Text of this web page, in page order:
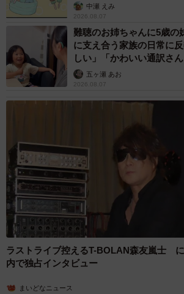
な出演作は、映画『探偵マリコの生涯で
（2023年）』や、ドラマ『シッコウ!!〜
（2023年）』などです。NHK連続テレ
（2024年）』では、主人公・猪爪寅子
ました。
▽タレントパワーランキング supported
年に生まれた芸能人は誰がいる？男女別
グ！
https://tpranking.com/1994-ranking
▽タレントパワーランキング
https://tpranking.com/
中瀬 えみ
2026.08.07
難聴のお姉ちゃんに5歳
に支え合う家族の日常に
しい」「かわいい通訳さん
五ヶ瀬 あお
2026.08.07
ラストライブ控えるT-BOLAN森友嵐士
内で独占インタビュー
まいどなニュース